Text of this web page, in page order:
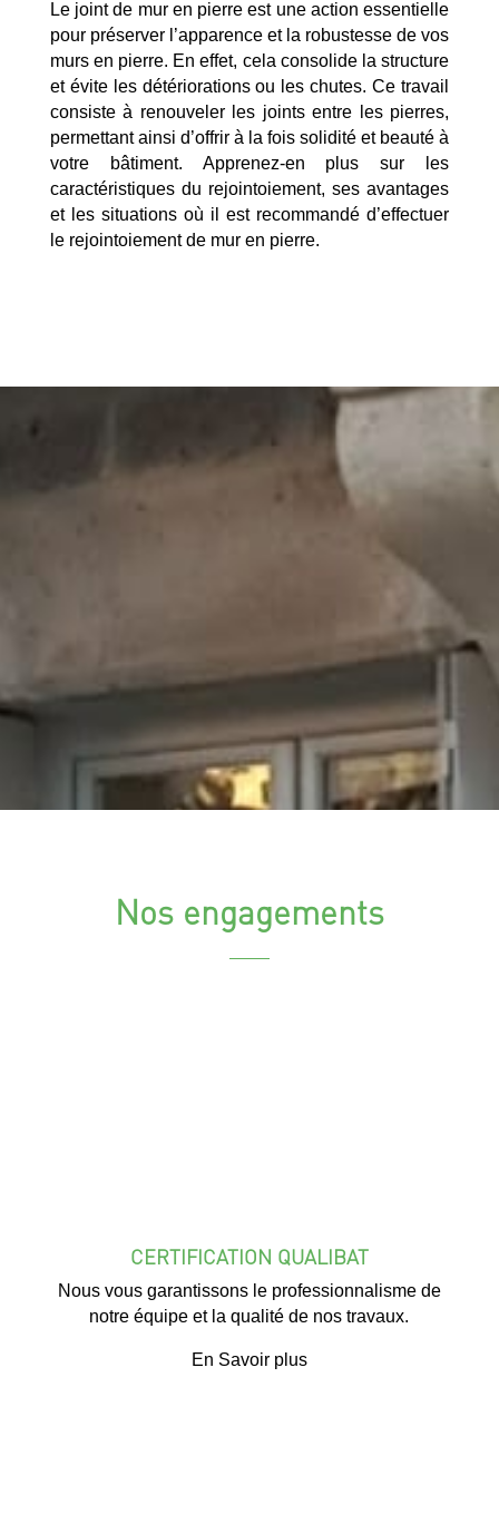
Le joint de mur en pierre est une action essentielle
pour préserver l’apparence et la robustesse de vos
murs en pierre. En effet, cela consolide la structure
et évite les détériorations ou les chutes. Ce travail
consiste à renouveler les joints entre les pierres,
permettant ainsi d’offrir à la fois solidité et beauté à
votre bâtiment. Apprenez-en plus sur les
caractéristiques du rejointoiement, ses avantages
et les situations où il est recommandé d’effectuer
le rejointoiement de mur en pierre.
Nos engagements
CERTIFICATION QUALIBAT
Nous vous garantissons le professionnalisme de
notre équipe et la qualité de nos travaux.
En Savoir plus